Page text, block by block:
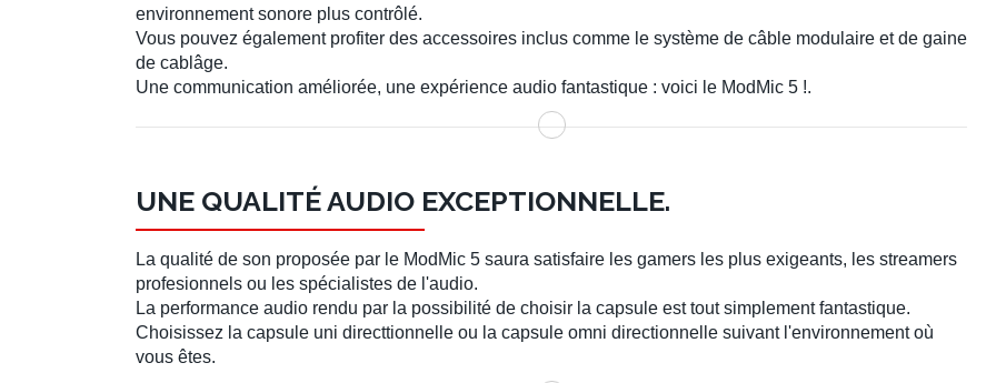
environnement sonore plus contrôlé.
Vous pouvez également profiter des accessoires inclus comme le système de câble modulaire et de gaine
de cablâge.
Une communication améliorée, une expérience audio fantastique : voici le ModMic 5 !.
UNE QUALITÉ AUDIO EXCEPTIONNELLE.
La qualité de son proposée par le ModMic 5 saura satisfaire les gamers les plus exigeants, les streamers
profesionnels ou les spécialistes de l'audio.
La performance audio rendu par la possibilité de choisir la capsule est tout simplement fantastique.
Choisissez la capsule uni directtionnelle ou la capsule omni directionnelle suivant l'environnement où
vous êtes.